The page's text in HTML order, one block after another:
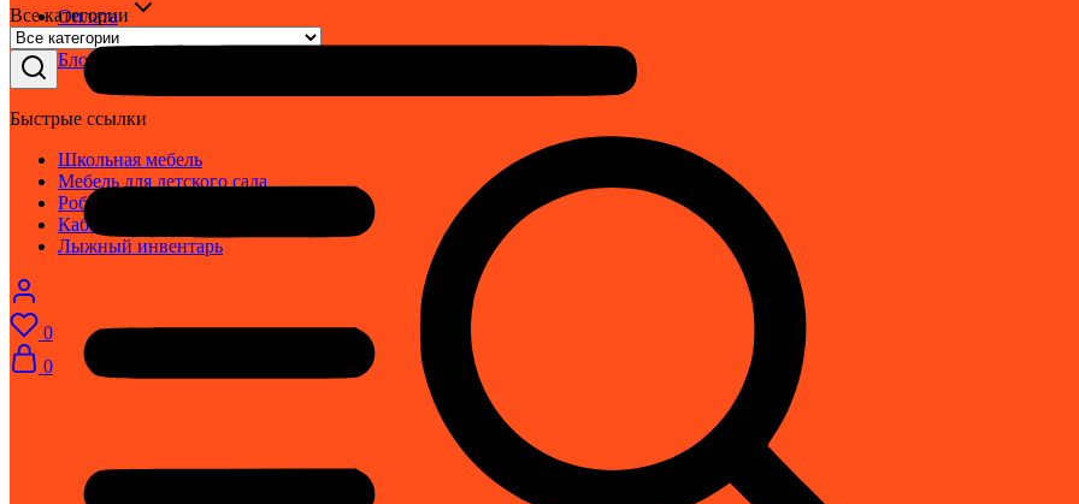
Оплата
Доставка
Блог
Все категории
Быстрые ссылки
Школьная мебель
Мебель для детского сада
Робототехника
Кабинет ОБЗР
Лыжный инвентарь
0
0